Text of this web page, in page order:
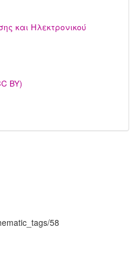
και Ηλεκτρονικού
BY)
58